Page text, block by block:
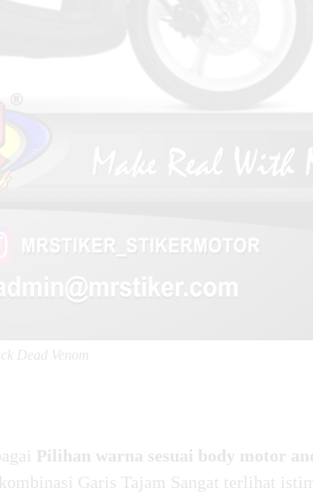
Dead Venom
Pilihan warna sesuai body motor
Garis Tajam Sangat terlihat